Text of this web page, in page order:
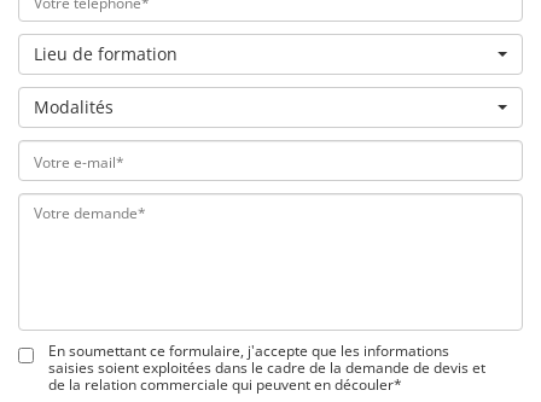
Lieu de formation
Modalités
En soumettant ce formulaire, j'accepte que les informations
saisies soient exploitées dans le cadre de la demande de devis et
de la relation commerciale qui peuvent en découler*